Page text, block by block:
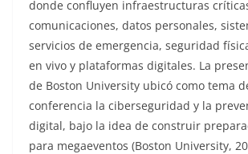
donde confluyen infraestructuras
comunicaciones, datos personales,
servicios de emergencia, seguridad
en vivo y plataformas digitales. La
de Boston University ubicó como tema
conferencia la ciberseguridad y la
digital, bajo la idea de construir
para megaeventos (Boston University,